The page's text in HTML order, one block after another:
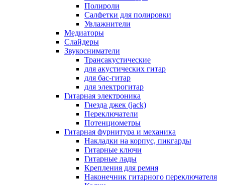
Полироли
Салфетки для полировки
Увлажнители
Медиаторы
Слайдеры
Звукосниматели
Трансакустические
для акустических гитар
для бас-гитар
для электрогитар
Гитарная электроника
Гнезда джек (jack)
Переключатели
Потенциометры
Гитарная фурнитура и механика
Накладки на корпус, пикгарды
Гитарные ключи
Гитарные лады
Крепления для ремня
Наконечник гитарного переключателя